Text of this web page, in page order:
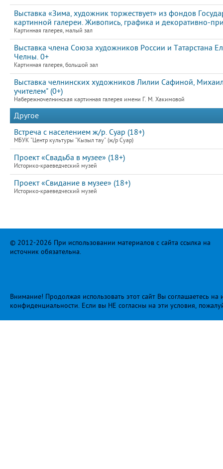
Выставка «Зима, художник торжествует» из фондов
картинной галереи. Живопись, графика и декоративно-
Картинная галерея, малый зал
Выставка члена Союза художников России и
Челны. 0+
Картинная галерея, большой зал
Выставка челнинских художников Лилии Сафиной,
учителем" (0+)
Набережночелнинская картинная галерея имени Г. М. Хакимовой
Другое
Встреча с населением ж/р. Суар (18+)
МБУК "Центр культуры "Кызыл тау" (ж/р Суар)
Проект «Свадьба в музее» (18+)
Историко-краеведческий музей
Проект «Свидание в музее» (18+)
Историко-краеведческий музей
© 2012-2026 При использовании материалов с сайта ссылка на
источник обязательна.
Внимание! Продолжая использовать этот сайт Вы соглашаетесь
конфиденциальности. Если вы НЕ согласны на эти условия,